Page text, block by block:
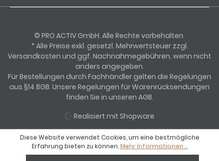
© PRO ACTIV GmbH. Alle Rechte vorbehalten.
* Alle Preise exkl. gesetzl. Mehrwertsteuer zzgl.
Versandkosten und ggf. Nachnahmegebühren, wenn nicht
anders angegeben.
Für Bestellungen durch Fachhändler gelten die Regelungen
aus §14 BGB. Unsere Regelungen für Warenrücksendungen
finden Sie in unseren AGB.
Realisiert mit Shopware
Diese Website verwendet Cookies, um eine bestmögliche
Erfahrung bieten zu können.Mehr Informationen ...